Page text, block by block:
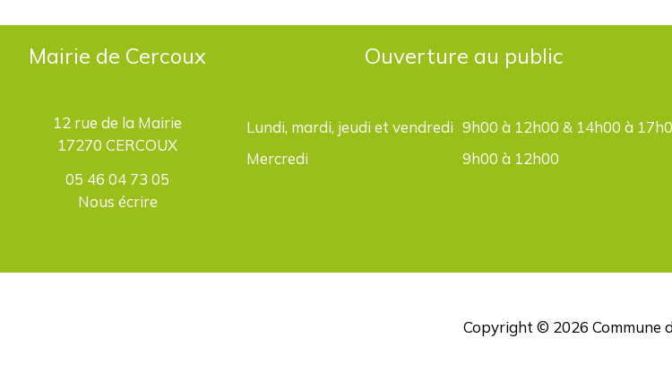
Mairie de Cercoux
12 rue de la Mairie
17270 CERCOUX
05 46 04 73 05
Nous écrire
Ouverture au public
Lundi, mardi, jeudi et vendredi 9h00 à 12h00 & 14h00 à
Mercredi
9h00 à 12h00
Copyright © 2026 Commune